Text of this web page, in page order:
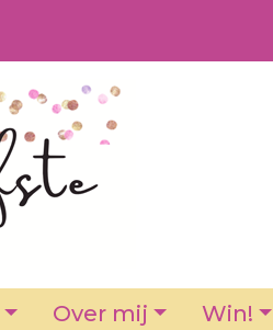
Over mij Win!